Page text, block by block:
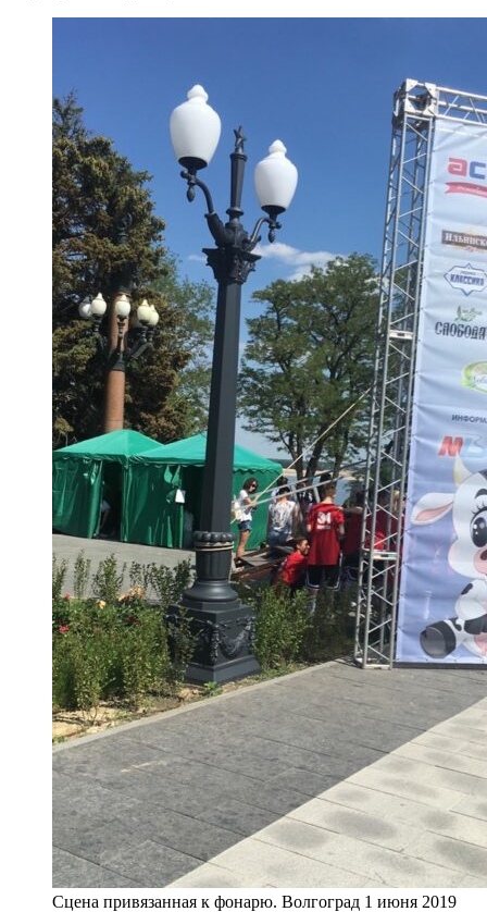
Сцена привязанная к фонарю. Волгоград 1 июня 2019